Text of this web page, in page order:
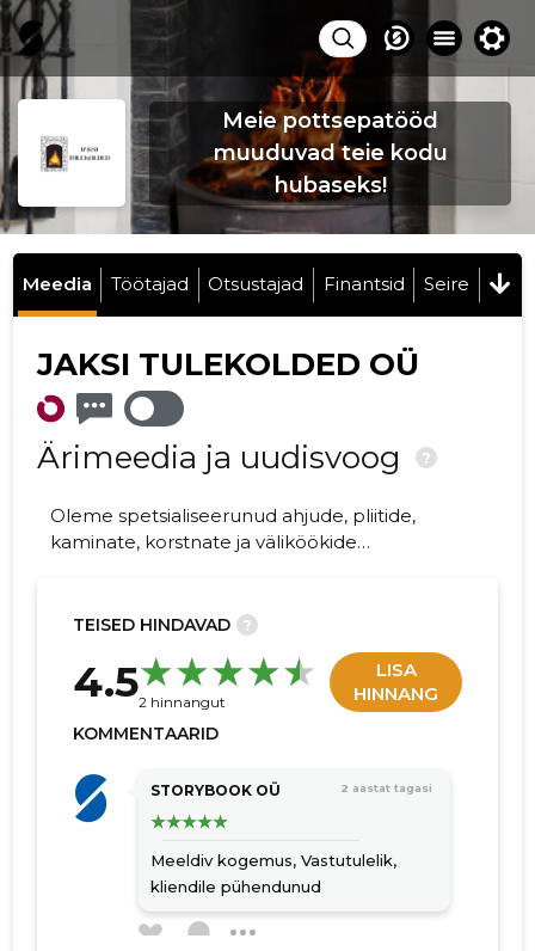
Meie pottsepatööd
muuduvad teie kodu
hubaseks!
Meedia Töötajad Otsustajad Finantsid Seire
JAKSI TULEKOLDED OÜ
Ärimeedia ja uudisvoog ?
Oleme spetsialiseerunud ahjude, pliitide,
kaminate, korstnate ja väliköökide
hubasuse loomiseks kodudes ja
TEISED HINDAVAD ?
4.52 hinnangut
LISA
HINNANG
KOMMENTAARID
STORYBOOK OÜ 2 aastat tagasi
Meeldiv kogemus, Vastutulelik,
kliendile pühendunud